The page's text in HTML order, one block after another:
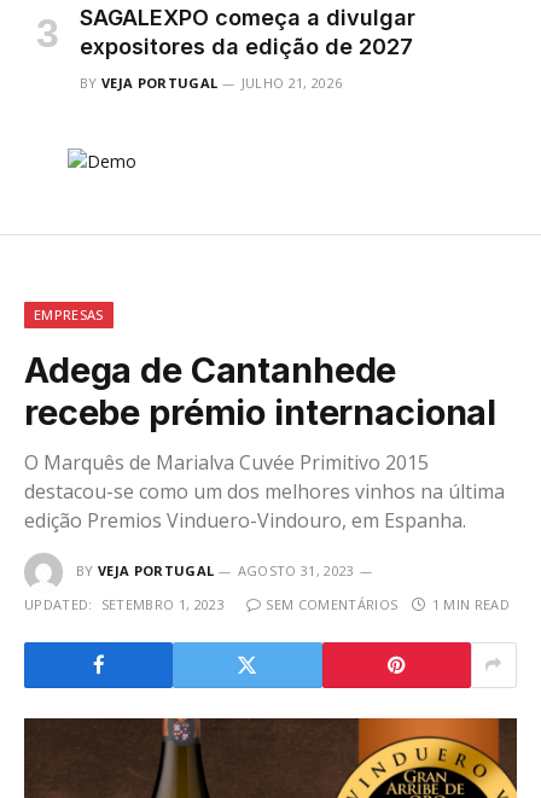
SAGALEXPO começa a divulgar
expositores da edição de 2027
BY VEJA PORTUGAL JULHO 21, 2026
EMPRESAS
Adega de Cantanhede
recebe prémio internacional
O Marquês de Marialva Cuvée Primitivo 2015
destacou-se como um dos melhores vinhos na última
edição Premios Vinduero-Vindouro, em Espanha.
BY VEJA PORTUGAL
AGOSTO 31, 2023
UPDATED:
SETEMBRO 1, 2023 SEM COMENTÁRIOS 1 MIN READ